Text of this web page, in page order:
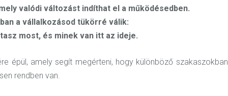
valódi változást indíthat el a működésedben.
a vállalkozásod tükörré válik:
most, és minek van itt az ideje.
épül, amely segít megérteni, hogy különböző szakaszokban
rendben van.